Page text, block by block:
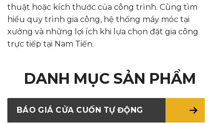
thuật hoặc kích thước của công trình. Cùng tìm
hiểu quy trình gia công, hệ thống máy móc tại
xưởng và những lợi ích khi lựa chọn đặt gia công
trực tiếp tại Nam Tiến.
DANH MỤC SẢN PHẨM
BÁO GIÁ CỬA CUỐN TỰ ĐỘNG